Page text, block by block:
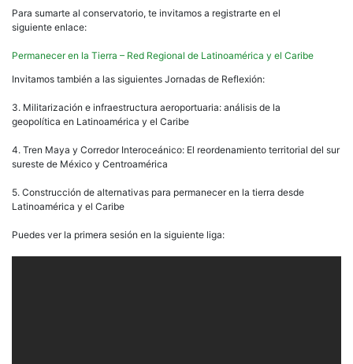
Para sumarte al conservatorio, te invitamos a registrarte en el
siguiente enlace:
Permanecer en la Tierra – Red Regional de Latinoamérica y el Caribe
Invitamos también a las siguientes Jornadas de Reflexión:
3. Militarización e infraestructura aeroportuaria: análisis de la
geopolítica en Latinoamérica y el Caribe
4. Tren Maya y Corredor Interoceánico: El reordenamiento territorial del sur
sureste de México y Centroamérica
5. Construcción de alternativas para permanecer en la tierra desde
Latinoamérica y el Caribe
Puedes ver la primera sesión en la siguiente liga: